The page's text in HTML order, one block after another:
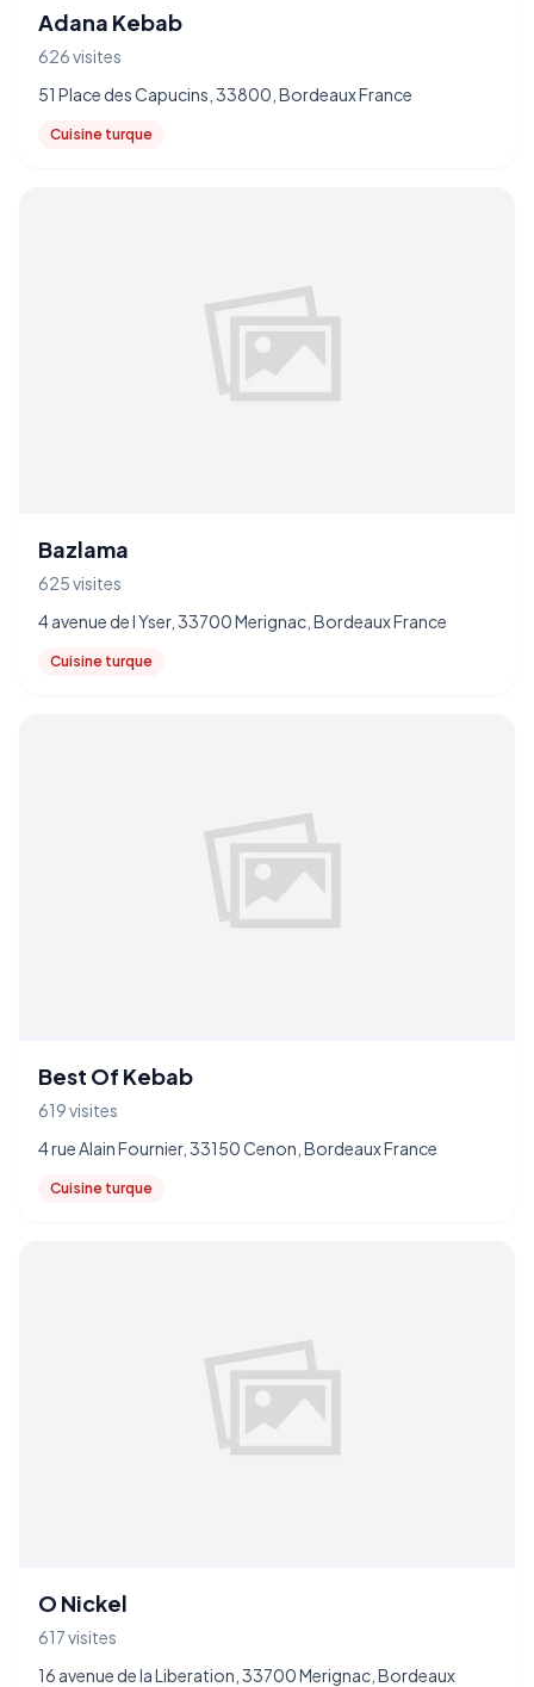
Adana Kebab
626 visites
51 Place des Capucins, 33800, Bordeaux France
Cuisine turque
Bazlama
625 visites
4 avenue de l Yser, 33700 Merignac, Bordeaux France
Cuisine turque
Best Of Kebab
619 visites
4 rue Alain Fournier, 33150 Cenon, Bordeaux France
Cuisine turque
O Nickel
617 visites
16 avenue de la Liberation, 33700 Merignac, Bordeaux